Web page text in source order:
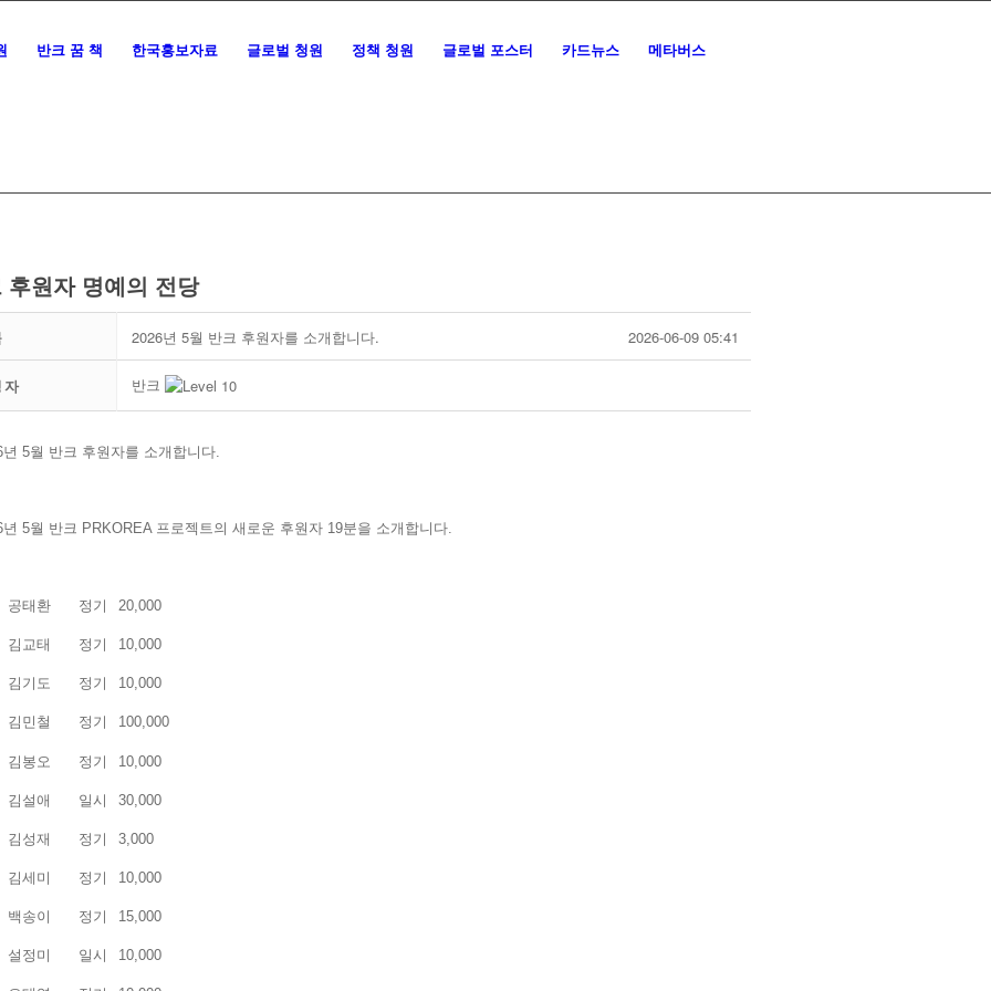
반크 꿈 책 한국홍보자료 글로벌 청원 정책 청원 글로벌 포스터 카드뉴스 메타버스
후원자 명예의 전당
2026년 5월 반크 후원자를 소개합니다. 2026-06-09 05:41
자 반크
년 5월 반크 후원자를 소개합니다.
년 5월 반크 PRKOREA 프로젝트의 새로운 후원자 19분을 소개합니다.
공태환 정기 20,000
김교태 정기 10,000
김기도 정기 10,000
김민철 정기 100,000
김봉오 정기 10,000
김설애 일시 30,000
김성재 정기 3,000
김세미 정기 10,000
백송이 정기 15,000
설정미 일시 10,000